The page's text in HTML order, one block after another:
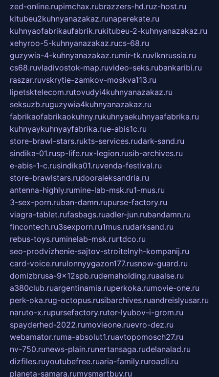
zed-online.rupimchax.rubrazzers-hd.ruz-host.ru
kitubeu2kuhnyanazakaz.runaperekate.ru
kuhnyaofabrikaufabrik.rukitubeu-2-kuhnyanazakaz.ru
xehyroo-5-kuhnyanazakaz.rucs-68.ru
guzywia-4-kuhnyanazakaz.rumir-tk.ruvlknrussia.ru
cs68.ruvladivostok-map.ruvideo-seks.rubankaribi.ru
raszar.ruvskrytie-zamkov-moskva113.ru
lipetsktelecom.rutovudyi4kuhnyanazakaz.ru
seksuzb.ruguzywia4kuhnyanazakaz.ru
fabrikaofabrikaokuhny.rukuhnyaekuhnyaafabrika.ru
kuhnyaykuhnyayfabrika.rue-abis1c.ru
store-brawl-stars.rukts-services.rudark-sand.ru
sindika-01.rusp-life.rux-legion.rusib-archives.ru
e-abis-1-c.rusindika01.ruvenda-festival.ru
store-brawlstars.rudooraleksandria.ru
antenna-highly.rumine-lab-msk.ru1-mus.ru
3-sex-porn.ruban-damn.rupurse-factory.ru
viagra-tablet.rufasbags.ruadler-jun.rubandamn.ru
fincontech.ru3sexporn.ru1mus.rudarksand.ru
rebus-toys.ruminelab-msk.rurtdco.ru
seo-prodvizhenie-sajtov-stroitelnyh-kompanij.ru
card-voice.rurulonnyygazon177.rusnow-guard.ru
domizbrusa-9x12spb.rudemaholding.ruaalse.ru
a380club.ruargentinamia.ruperkoka.rumovie-one.ru
perk-oka.rug-octopus.rusibarchives.ruandreislyusar.ru
naruto-x.rupursefactory.rutor-lyubov-i-grom.ru
spayderhed-2022.rumovieone.ruevro-dez.ru
webamator.ruma-absolut1.ruavtopomosch27.ru
nv-750.runews-plain.runertansaga.rudelanalad.ru
dizfiles.ruyoutubefree.ruaria-family.ruroadli.ru
planeta-samara.rumysmartbuy.ru